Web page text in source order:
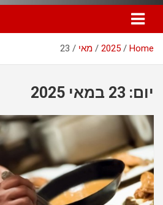
Home
2025 מאי 23
יום: 23 במאי 2025